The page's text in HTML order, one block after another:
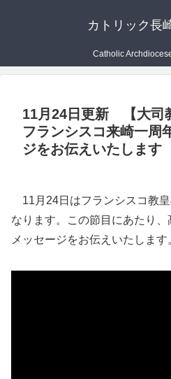
カトリック長
Catholic
11月24日更新 【大司
フランシスコ来崎一周
ジをお伝えいたします
11月24日はフランシスコ教
なります。この節目にあたり
メッセージをお伝えいたします